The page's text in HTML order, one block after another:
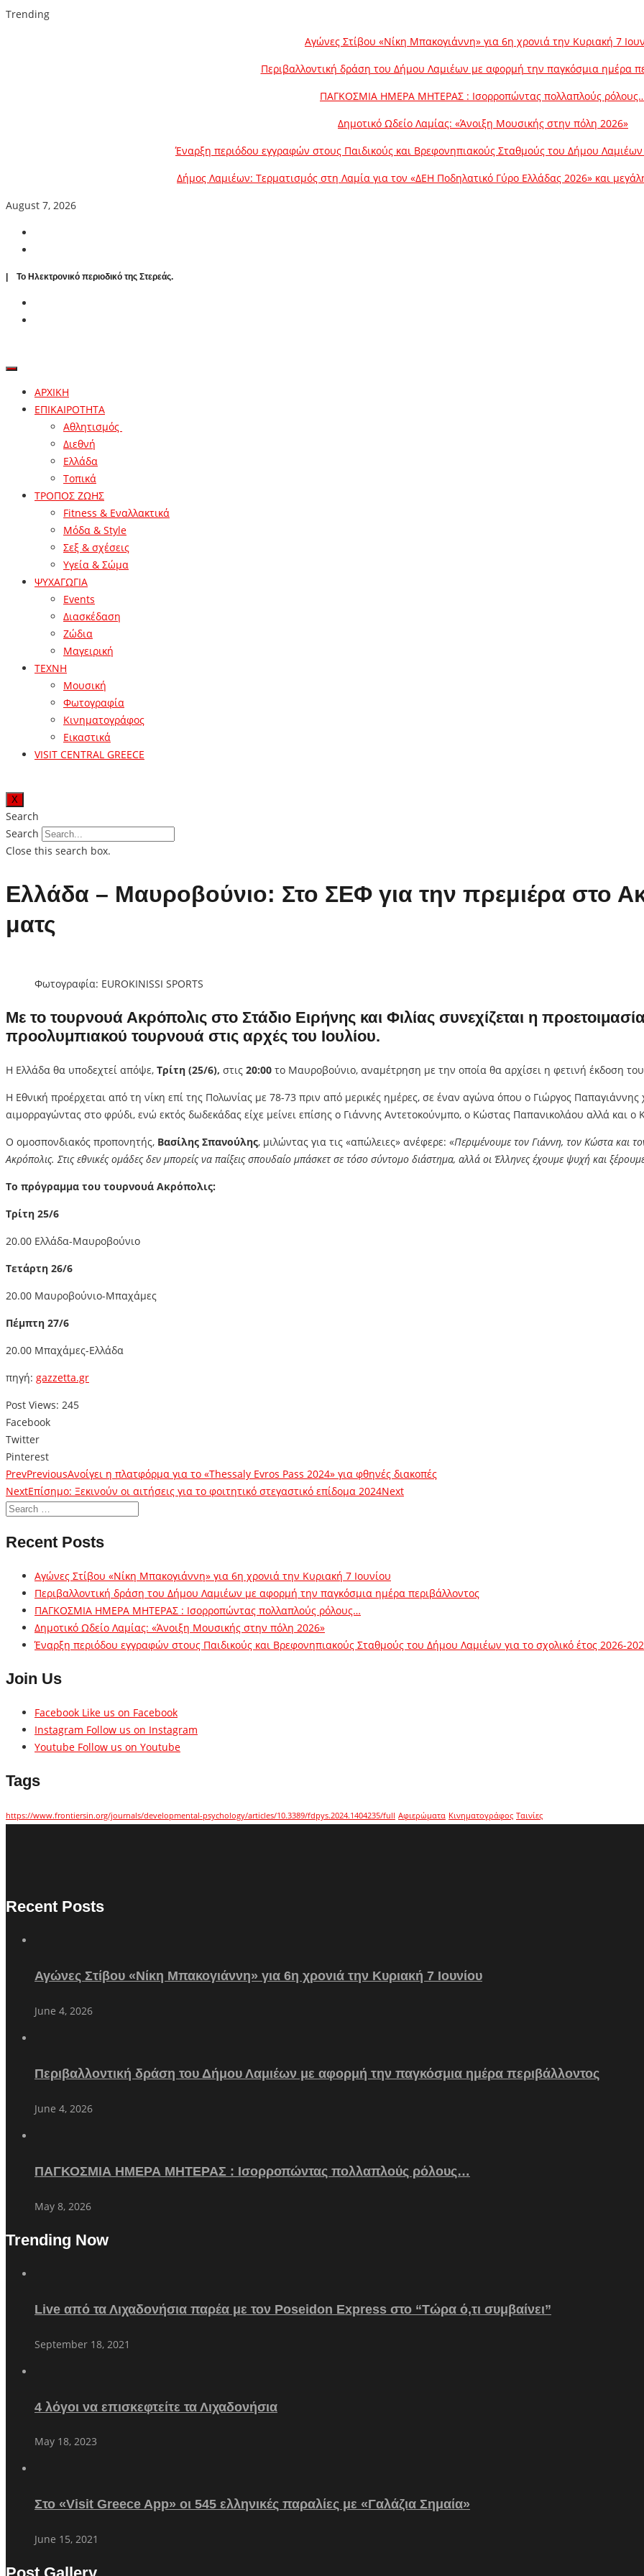
Trending
Αγώνες Στίβου «Νίκη Μπακογιάννη» για 6η χρονιά την Κυριακή 7
Περιβαλλοντική δράση του Δήμου Λαμιέων με αφορμή την παγκόσμια ημέρα
ΠΑΓΚΟΣΜΙΑ ΗΜΕΡΑ ΜΗΤΕΡΑΣ : Ισορροπώντας πολλαπλούς
Δημοτικό Ωδείο Λαμίας: «Άνοιξη Μουσικής στην πόλη 2026»
Έναρξη περιόδου εγγραφών στους Παιδικούς και Βρεφονηπιακούς Σταθμούς του Δήμου Λαμιέων
Δήμος Λαμιέων: Τερματισμός στη Λαμία για τον «ΔΕΗ Ποδηλατικό Γύρο Ελλάδας 2026» και
August 7, 2026
| To Ηλεκτρονικό περιοδικό της Στερεάς.
ΑΡΧΙΚΗ
ΕΠΙΚΑΙΡΟΤΗΤΑ
Αθλητισμός
Διεθνή
Ελλάδα
Τοπικά
ΤΡΟΠΟΣ ΖΩΗΣ
Fitness & Εναλλακτικά
Μόδα & Style
Σεξ & σχέσεις
Υγεία & Σώμα
ΨΥΧΑΓΩΓΙΑ
Events
Διασκέδαση
Ζώδια
Μαγειρική
ΤΕΧΝΗ
Μουσική
Φωτογραφία
Κινηματογράφος
Εικαστικά
VISIT CENTRAL GREECE
X
Search
Search
Close this search box.
Ελλάδα – Μαυροβούνιο: Στο ΣΕΦ για την πρεμιέρα στο
ματς
Φωτογραφία: EUROKINISSI SPORTS
Με το τουρνουά Ακρόπολις στο Στάδιο Ειρήνης και Φιλίας συνεχίζεται η
προολυμπιακού τουρνουά στις αρχές του Ιουλίου.
Η Ελλάδα θα υποδεχτεί απόψε, Τρίτη (25/6), στις 20:00 το Μαυροβούνιο, αναμέτρηση με την οποία θα αρχίσει η φετινή έκδοση
Η Εθνική προέρχεται από τη νίκη επί της Πολωνίας με 78-73 πριν από μερικές ημέρες, σε έναν αγώνα όπου ο Γιώργος
αιμορραγώντας στο φρύδι, ενώ εκτός δωδεκάδας είχε μείνει επίσης ο Γιάννης Αντετοκούνμπο, ο Κώστας Παπανικολάου αλλά και
Ο ομοσπονδιακός προπονητής, Βασίλης Σπανούλης, μιλώντας για τις «απώλειες» ανέφερε: «Περιμένουμε τον Γιάννη, τον Κώστα και
Ακρόπολις. Στις εθνικές ομάδες δεν μπορείς να παίξεις σπουδαίο μπάσκετ σε τόσο σύντομο διάστημα, αλλά οι Έλληνες έχουμε ψυχή και
Το πρόγραμμα του τουρνουά Ακρόπολις:
Τρίτη 25/6
20.00 Ελλάδα-Μαυροβούνιο
Τετάρτη 26/6
20.00 Μαυροβούνιο-Μπαχάμες
Πέμπτη 27/6
20.00 Μπαχάμες-Ελλάδα
πηγή: gazzetta.gr
Post Views: 245
Facebook
Twitter
Pinterest
PrevPreviousΑνοίγει η πλατφόρμα για το «Thessaly Evros Pass 2024» για φθηνές διακοπές
NextΕπίσημο: Ξεκινούν οι αιτήσεις για το φοιτητικό στεγαστικό επίδομα 2024Next
Recent Posts
Αγώνες Στίβου «Νίκη Μπακογιάννη» για 6η χρονιά την Κυριακή 7 Ιουνίου
Περιβαλλοντική δράση του Δήμου Λαμιέων με αφορμή την παγκόσμια ημέρα περιβάλλοντος
ΠΑΓΚΟΣΜΙΑ ΗΜΕΡΑ ΜΗΤΕΡΑΣ : Ισορροπώντας πολλαπλούς ρόλους…
Δημοτικό Ωδείο Λαμίας: «Άνοιξη Μουσικής στην πόλη 2026»
Έναρξη περιόδου εγγραφών στους Παιδικούς και Βρεφονηπιακούς Σταθμούς του Δήμου Λαμιέων για το σχολικό έτος 2026-
Join Us
Facebook Like us on Facebook
Instagram Follow us on Instagram
Youtube Follow us on Youtube
Tags
https://www.frontiersin.org/journals/developmental-psychology/articles/10.3389/fdpys.2024.1404235/full Αφιερώματα Κινηματογράφος Ταινίες
Recent Posts
Αγώνες Στίβου «Νίκη Μπακογιάννη» για 6η χρονιά την Κυριακή 7 Ιουνίου
June 4, 2026
Περιβαλλοντική δράση του Δήμου Λαμιέων με αφορμή την παγκόσμια ημέρα περιβάλλοντος
June 4, 2026
ΠΑΓΚΟΣΜΙΑ ΗΜΕΡΑ ΜΗΤΕΡΑΣ : Ισορροπώντας πολλαπλούς ρόλους…
May 8, 2026
Trending Now
Live από τα Λιχαδονήσια παρέα με τον Poseidon Express στο “Τώρα ό,τι συμβαίνει”
September 18, 2021
4 λόγοι να επισκεφτείτε τα Λιχαδονήσια
May 18, 2023
Στο «Visit Greece App» οι 545 ελληνικές παραλίες με «Γαλάζια Σημαία»
June 15, 2021